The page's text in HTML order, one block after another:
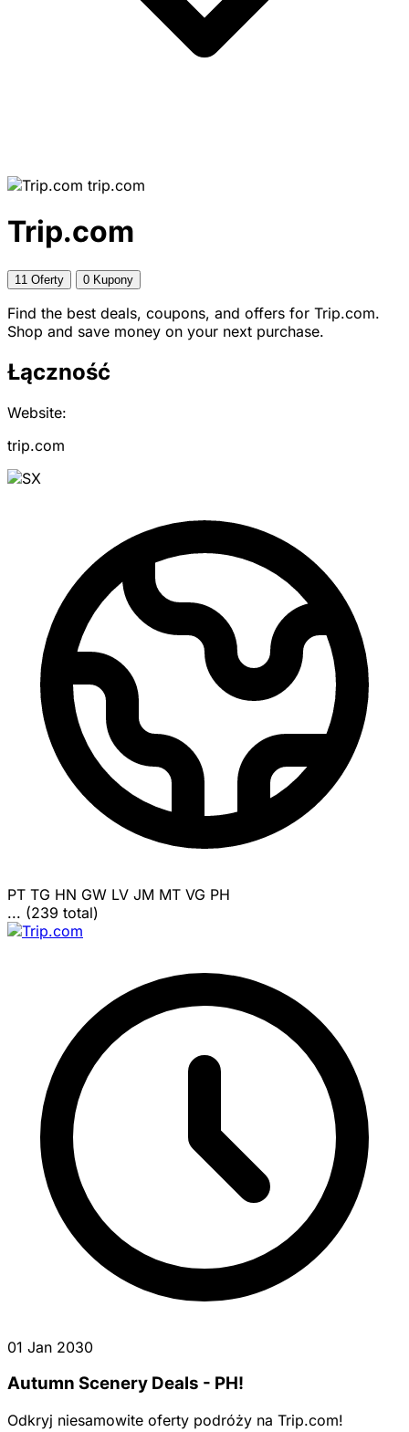
trip.com
Trip.com
11 Oferty 0 Kupony
Find the best deals, coupons, and offers for Trip.com.
Shop and save money on your next purchase.
Łączność
Website:
trip.com
PT TG HN GW LV JM MT VG PH
... (239 total)
01 Jan 2030
Autumn Scenery Deals - PH!
Odkryj niesamowite oferty podróży na Trip.com!